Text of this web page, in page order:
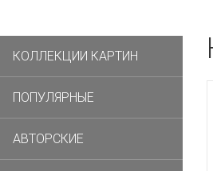
КОЛЛЕКЦИИ КАРТИН
ПОПУЛЯРНЫЕ
АВТОРСКИЕ